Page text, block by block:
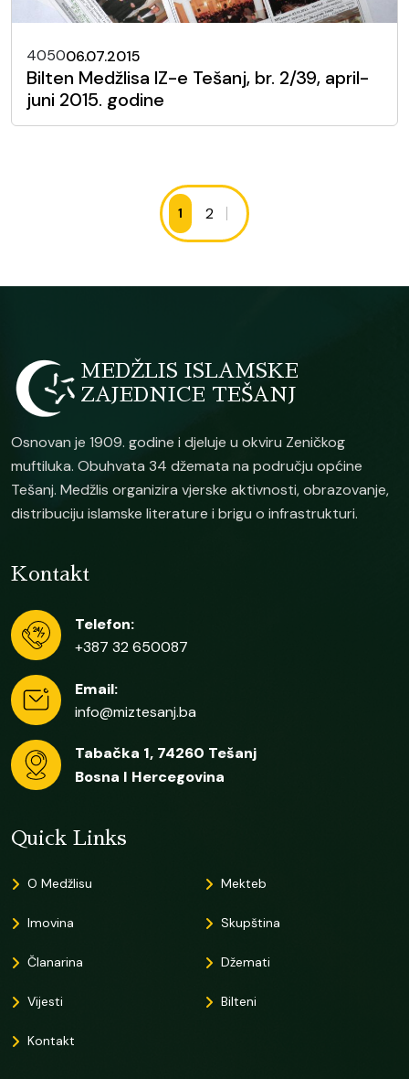
405006.07.2015
Bilten Medžlisa IZ-e Tešanj, br. 2/39, april-
juni 2015. godine
1 2
MEDŽLIS ISLAMSKE
ZAJEDNICE TEŠANJ
Osnovan je 1909. godine i djeluje u okviru Zeničkog
muftiluka. Obuhvata 34 džemata na području općine
Tešanj. Medžlis organizira vjerske aktivnosti, obrazovanje,
distribuciju islamske literature i brigu o infrastrukturi.
Kontakt
Telefon:
+387 32 650087
Email:
info@miztesanj.ba
Tabačka 1, 74260 Tešanj
Bosna I Hercegovina
Quick Links
O Medžlisu Mekteb
Imovina Skupština
Članarina Džemati
Vijesti Bilteni
Kontakt